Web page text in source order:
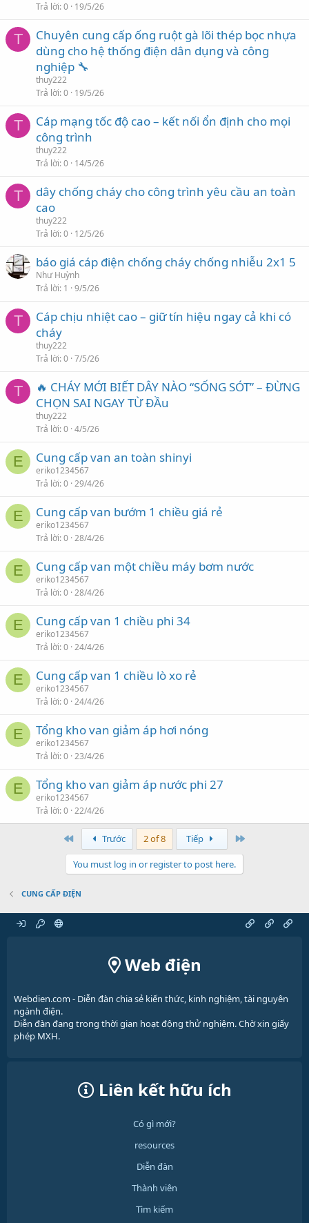
Trả lời 0 19/5/26
T
Chuyên cung cấp ống ruột gà lõi thép bọc nhựa
dùng cho hệ thống điện dân dụng và công
nghiệp 🔧
thuy222
Trả lời 0 19/5/26
T
Cáp mạng tốc độ cao – kết nối ổn định cho mọi
công trình
thuy222
Trả lời 0 14/5/26
T
dây chống cháy cho công trình yêu cầu an toàn
cao
thuy222
Trả lời 0 12/5/26
báo giá cáp điện chống cháy chống nhiễu 2x1 5
Như Huỳnh
Trả lời 1 9/5/26
T
Cáp chịu nhiệt cao – giữ tín hiệu ngay cả khi có
cháy
thuy222
Trả lời 0 7/5/26
T
🔥 CHÁY MỚI BIẾT DÂY NÀO “SỐNG SÓT” – ĐỪNG
CHỌN SAI NGAY TỪ ĐẦu
thuy222
Trả lời 0 4/5/26
E Cung cấp van an toàn shinyi
eriko1234567
Trả lời 0 29/4/26
E Cung cấp van bướm 1 chiều giá rẻ
eriko1234567
Trả lời 0 28/4/26
E Cung cấp van một chiều máy bơm nước
eriko1234567
Trả lời 0 28/4/26
E Cung cấp van 1 chiều phi 34
eriko1234567
Trả lời 0 24/4/26
E Cung cấp van 1 chiều lò xo rẻ
eriko1234567
Trả lời 0 24/4/26
E Tổng kho van giảm áp hơi nóng
eriko1234567
Trả lời 0 23/4/26
E Tổng kho van giảm áp nước phi 27
eriko1234567
Trả lời 0 22/4/26
Đầu Trước 2 of 8 Tiếp
You must log in or register to post here.
CUNG CẤP ĐIỆN
Web điện
Webdien.com - Diễn đàn chia sẻ kiến thức, kinh nghiệm, tài nguyên
ngành điện.
Diễn đàn đang trong thời gian hoạt động thử nghiệm. Chờ xin giấy
phép MXH.
Liên kết hữu ích
Có gì mới?
resources
Diễn đàn
Thành viên
Tìm kiếm